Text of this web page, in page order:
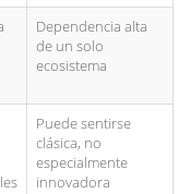
Dependencia alta
de un solo
ecosistema
Puede sentirse
clásica, no
especialmente
innovadora